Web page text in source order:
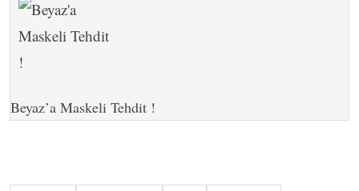
Beyaz’a Maskeli Tehdit !